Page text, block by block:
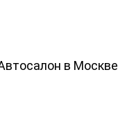
в Москве